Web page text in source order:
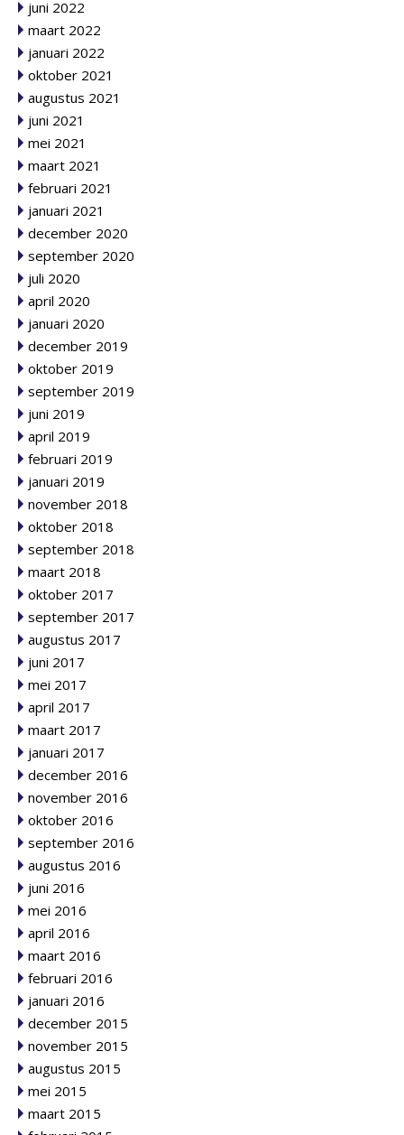
juni 2022
maart 2022
januari 2022
oktober 2021
augustus 2021
juni 2021
mei 2021
maart 2021
februari 2021
januari 2021
december 2020
september 2020
juli 2020
april 2020
januari 2020
december 2019
oktober 2019
september 2019
juni 2019
april 2019
februari 2019
januari 2019
november 2018
oktober 2018
september 2018
maart 2018
oktober 2017
september 2017
augustus 2017
juni 2017
mei 2017
april 2017
maart 2017
januari 2017
december 2016
november 2016
oktober 2016
september 2016
augustus 2016
juni 2016
mei 2016
april 2016
maart 2016
februari 2016
januari 2016
december 2015
november 2015
augustus 2015
mei 2015
maart 2015